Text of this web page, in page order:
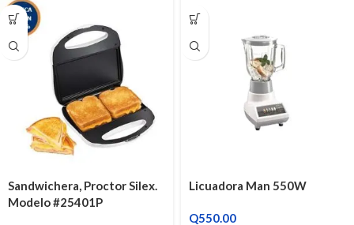
Sandwichera, Proctor Silex.
Modelo #25401P
Licuadora Man 550W
Q550.00